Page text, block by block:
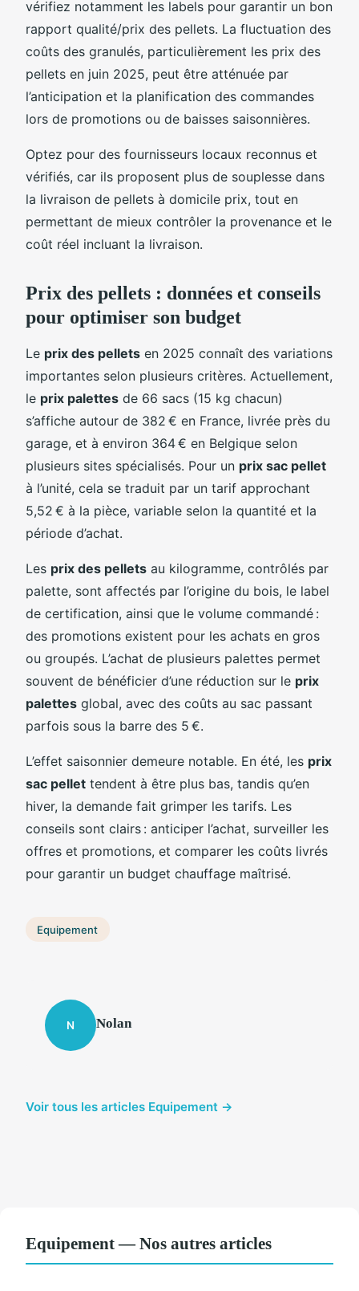
vérifiez notamment les labels pour garantir un bon
rapport qualité/prix des pellets. La fluctuation des
coûts des granulés, particulièrement les prix des
pellets en juin 2025, peut être atténuée par
l’anticipation et la planification des commandes
lors de promotions ou de baisses saisonnières.
Optez pour des fournisseurs locaux reconnus et
vérifiés, car ils proposent plus de souplesse dans
la livraison de pellets à domicile prix, tout en
permettant de mieux contrôler la provenance et le
coût réel incluant la livraison.
Prix des pellets : données et conseils
pour optimiser son budget
Le prix des pellets en 2025 connaît des variations
importantes selon plusieurs critères. Actuellement,
le prix palettes de 66 sacs (15 kg chacun)
s’affiche autour de 382 € en France, livrée près du
garage, et à environ 364 € en Belgique selon
plusieurs sites spécialisés. Pour un prix sac pellet
à l’unité, cela se traduit par un tarif approchant
5,52 € à la pièce, variable selon la quantité et la
période d’achat.
Les prix des pellets au kilogramme, contrôlés par
palette, sont affectés par l’origine du bois, le label
de certification, ainsi que le volume commandé :
des promotions existent pour les achats en gros
ou groupés. L’achat de plusieurs palettes permet
souvent de bénéficier d’une réduction sur le prix
palettes global, avec des coûts au sac passant
parfois sous la barre des 5 €.
L’effet saisonnier demeure notable. En été, les prix
sac pellet tendent à être plus bas, tandis qu’en
hiver, la demande fait grimper les tarifs. Les
conseils sont clairs : anticiper l’achat, surveiller les
offres et promotions, et comparer les coûts livrés
pour garantir un budget chauffage maîtrisé.
Equipement
N Nolan
Voir tous les articles Equipement →
Equipement — Nos autres articles